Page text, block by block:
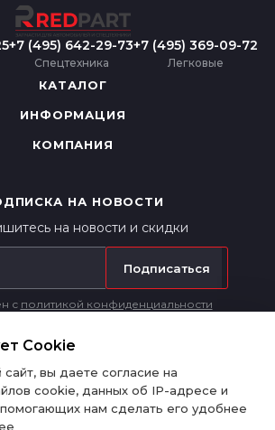
+7 (495) 642-29-73
Спецтехника
+7 (495) 369-09-72
Легковые
КАТАЛОГ
ИНФОРМАЦИЯ
КОМПАНИЯ
НА НОВОСТИ
на новости и скидки
Подписаться
с политикой конфиденциальности
и ни при каких условиях не является
с п. 2 ст. 437 ГК РФ.
Cookie
вы даете согласие на
cookie, данных об IP-адресе и
нам сделать его удобнее